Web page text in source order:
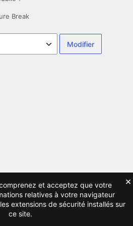
Break
et acceptez que votre
relatives à votre navigateur
extensions de sécurité installés sur
ce site.
×